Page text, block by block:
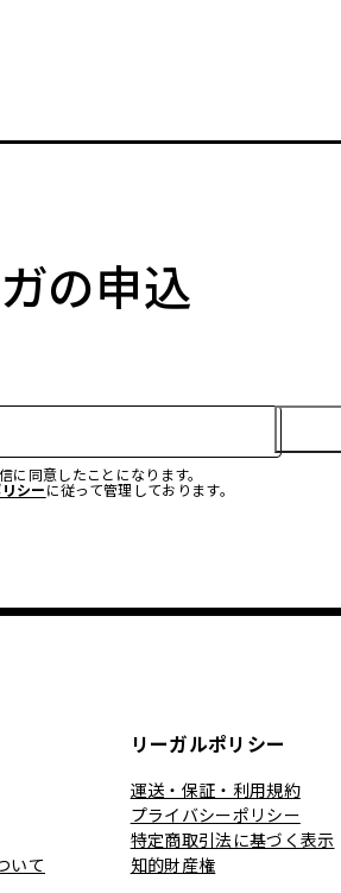
の申込
同意したことになります。
シー に従って管理しております。
いて
リーガルポリシー
運送・保証・利用規約
プライバシーポリシー
特定商取引法に基づく表示
知的財産権